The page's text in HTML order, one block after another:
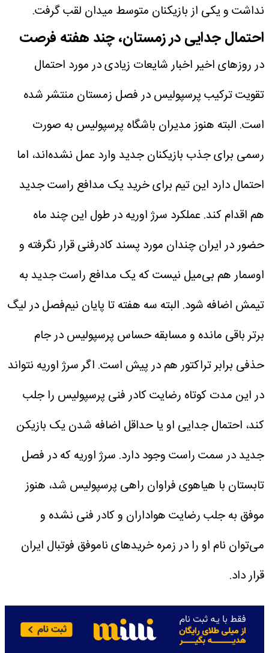
نداشت و یکی از بازیکنان متوسط میدان لقب گرفت.
احتمال جدایی در زمستان، چند هفته فرصت
در روزهای اخیر اخبار شایعات زیادی در مورد احتمال
تقویت ترکیب پرسپولیس در فصل زمستان منتشر شده
است. البته هنوز مدیران باشگاه پرسپولیس به صورت
رسمی برای جذب بازیکنان جدید وارد عمل نشده‌اند، اما
احتمال دارد این تیم برای خرید یک مدافع راست جدید
هم اقدام کند. عملکرد سرژ اوریه در طول این چند ماه
حضور در ایران چندان مورد پسند کادرفنی قرار نگرفته و
اوسمار هم بی‌میل نیست که یک مدافع راست جدید به
تیمش اضافه شود. البته سه هفته تا پایان نیم‌فصل در لیگ
برتر باقی مانده و مسابقه حساس پرسپولیس در جام
حذفی برابر تراکتور هم در پیش است. اگر سرژ اوریه نتواند
در این مدت کوتاه رضایت کادر فنی پرسپولیس را جلب
کند، احتمال جدایی او یا حداقل اضافه شدن یک بازیکن
جدید در سمت راست وجود دارد. سرژ اوریه که در فصل
تابستان با هیاهوی فراوان راهی پرسپولیس شد، هنوز
موفق به جلب رضایت هواداران و کادر فنی نشده و
می‌توان نام او را در زمره خریدهای ناموفق فوتبال ایران
قرار داد.